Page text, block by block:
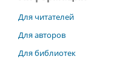
Для читателей
Для авторов
Для библиотек